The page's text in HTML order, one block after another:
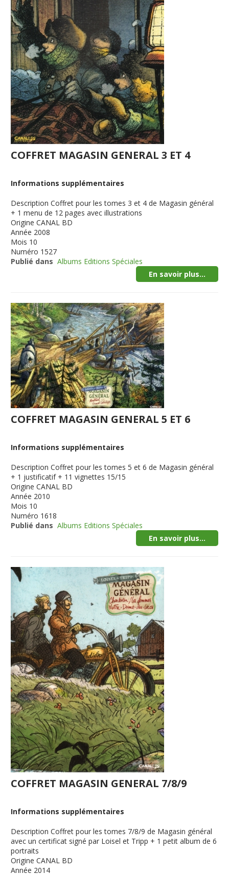
COFFRET MAGASIN GENERAL 3 ET 4
Informations supplémentaires
Description Coffret pour les tomes 3 et 4 de Magasin général
+ 1 menu de 12 pages avec illustrations
Origine CANAL BD
Année 2008
Mois 10
Numéro 1527
Publié dans Albums Editions Spéciales
En savoir plus...
COFFRET MAGASIN GENERAL 5 ET 6
Informations supplémentaires
Description Coffret pour les tomes 5 et 6 de Magasin général
+ 1 justificatif + 11 vignettes 15/15
Origine CANAL BD
Année 2010
Mois 10
Numéro 1618
Publié dans Albums Editions Spéciales
En savoir plus...
COFFRET MAGASIN GENERAL 7/8/9
Informations supplémentaires
Description Coffret pour les tomes 7/8/9 de Magasin général
avec un certificat signé par Loisel et Tripp + 1 petit album de 6
portraits
Origine CANAL BD
Année 2014